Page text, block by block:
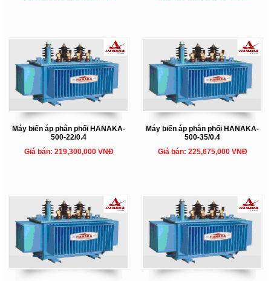
Máy biến áp phân phối HANAKA-
500-22/0.4
Giá bán: 219,300,000 VNĐ
Máy biến áp phân phối HANAKA-
500-35/0.4
Giá bán: 225,675,000 VNĐ